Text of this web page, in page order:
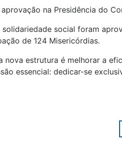
na Presidência do
social foram
de 124 Misericórdias.
nova estrutura é melhorar a
essencial: dedicar-se